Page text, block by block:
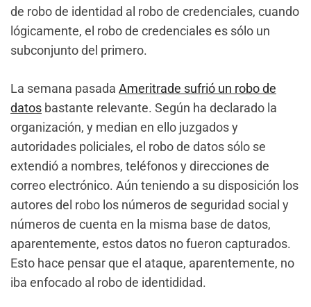
de robo de identidad al robo de credenciales, cuando
lógicamente, el robo de credenciales es sólo un
subconjunto del primero.
La semana pasada Ameritrade sufrió un robo de
datos bastante relevante. Según ha declarado la
organización, y median en ello juzgados y
autoridades policiales, el robo de datos sólo se
extendió a nombres, teléfonos y direcciones de
correo electrónico. Aún teniendo a su disposición los
autores del robo los números de seguridad social y
números de cuenta en la misma base de datos,
aparentemente, estos datos no fueron capturados.
Esto hace pensar que el ataque, aparentemente, no
iba enfocado al robo de identididad.